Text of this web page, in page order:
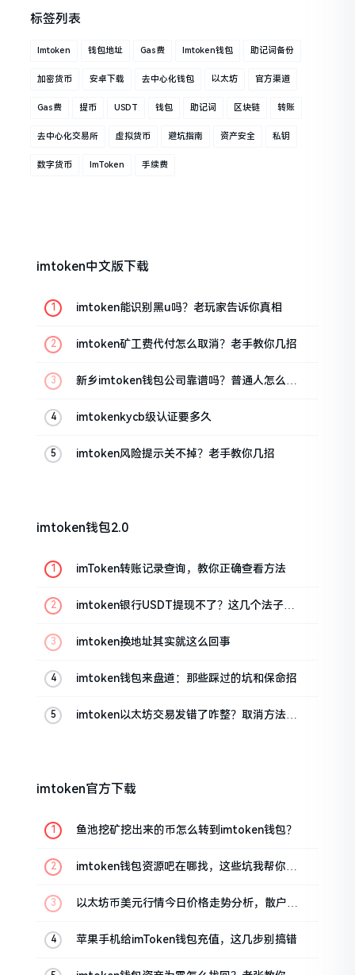
标签列表
Imtoken 钱包地址 Gas费 Imtoken钱包 助记词备份
加密货币 安卓下载 去中心化钱包 以太坊 官方渠道
Gas费 提币 USDT 钱包 助记词 区块链 转账
去中心化交易所 虚拟货币 避坑指南 资产安全 私钥
数字货币 ImToken 手续费
imtoken中文版下载
imtoken能识别黑u吗？老玩家告诉你真相
imtoken矿工费代付怎么取消？老手教你几招
新乡imtoken钱包公司靠谱吗？普通人怎么避
imtokenkycb级认证要多久
imtoken风险提示关不掉？老手教你几招
imtoken钱包2.0
imToken转账记录查询，教你正确查看方法
imtoken银行USDT提现不了？这几个法子能
imtoken换地址其实就这么回事
imtoken钱包来盘道：那些踩过的坑和保命招
imtoken以太坊交易发错了咋整？取消方法告
imtoken官方下载
鱼池挖矿挖出来的币怎么转到imtoken钱包？
imtoken钱包资源吧在哪找，这些坑我帮你趟
以太坊币美元行情今日价格走势分析，散户如
苹果手机给imToken钱包充值，这几步别搞错